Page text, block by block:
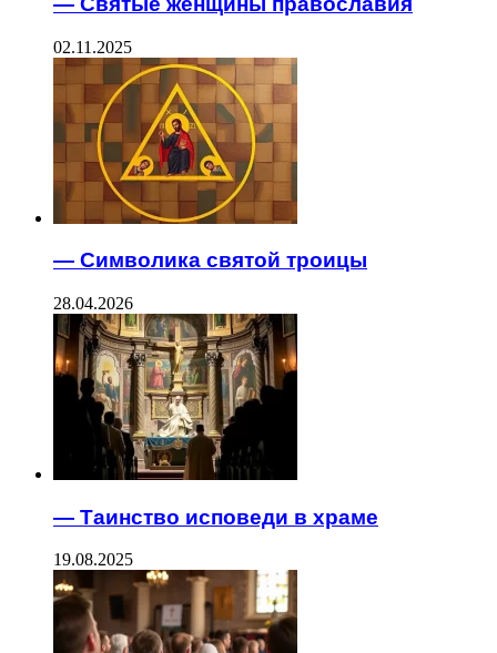
02.11.2025
— Символика святой троицы
28.04.2026
— Таинство исповеди в храме
19.08.2025